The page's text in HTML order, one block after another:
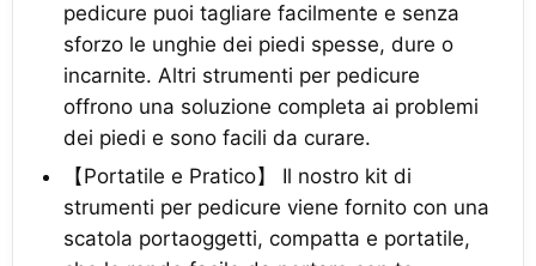
pedicure puoi tagliare facilmente e senza
sforzo le unghie dei piedi spesse, dure o
incarnite. Altri strumenti per pedicure
offrono una soluzione completa ai problemi
dei piedi e sono facili da curare.
【Portatile e Pratico】 Il nostro kit di
strumenti per pedicure viene fornito con una
scatola portaoggetti, compatta e portatile,